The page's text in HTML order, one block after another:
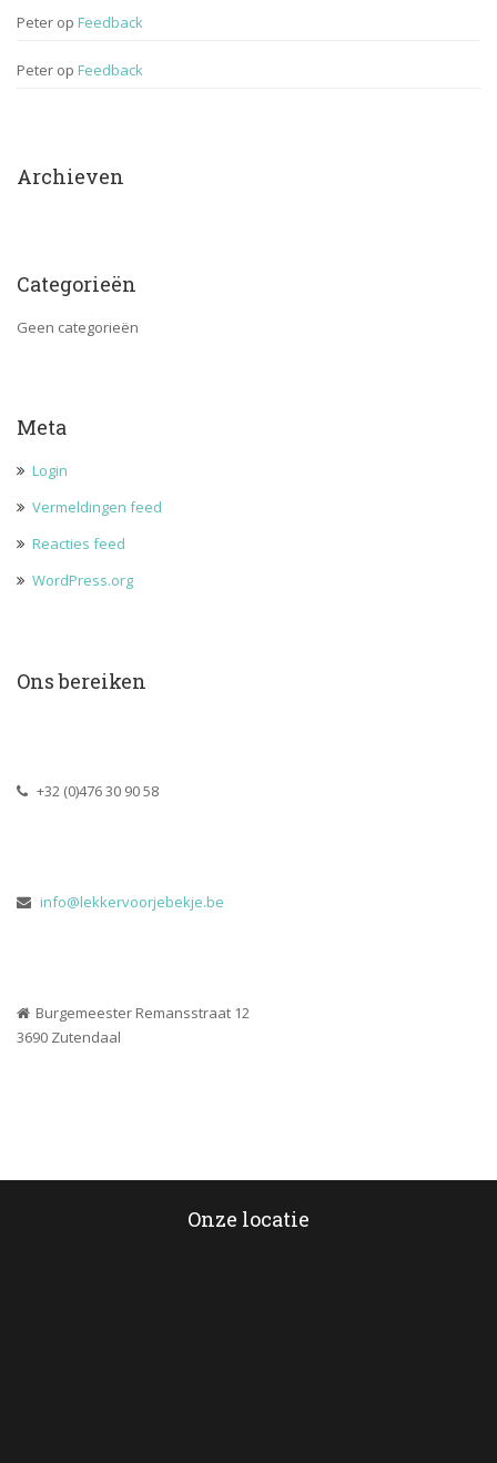
Peter op Feedback
Peter op Feedback
Archieven
Categorieën
Geen categorieën
Meta
Login
Vermeldingen feed
Reacties feed
WordPress.org
Ons bereiken
+32 (0)476 30 90 58
info@lekkervoorjebekje.be
Burgemeester Remansstraat 12
3690 Zutendaal
Onze locatie